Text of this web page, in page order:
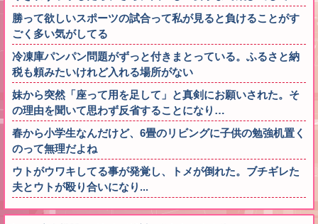
勝って欲しいスポーツの試合って私が見ると負けることがす
ごく多い気がしてる
冷凍庫パンパン問題がずっと付きまとっている。ふるさと納
税も頼みたいけれど入れる場所がない
妹から突然「座って用を足して」と真剣にお願いされた。そ
の理由を聞いて思わず反省することになり…
春から小学生なんだけど、6畳のリビングに子供の勉強机置く
のって無理だよね
ウトがウワキしてる事が発覚し、トメが倒れた。ブチギレた
夫とウトが殴り合いになり...